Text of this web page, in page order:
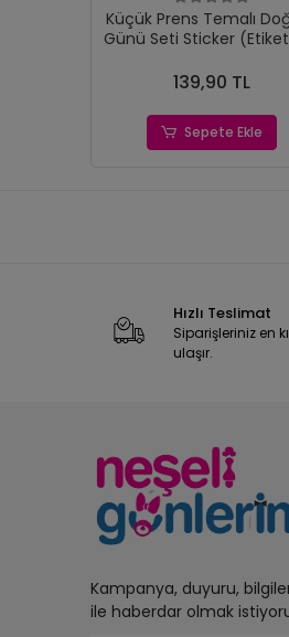
Küçük Prens Temalı
Günü Seti Sticker
139,90 TL
Sepete Ekle
Hızlı Teslimat
Siparişleriniz en
ulaşır.
Kampanya, duyuru,
ile haberdar olmak